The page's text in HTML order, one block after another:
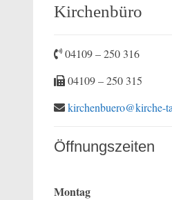
Kirchenbüro
04109 – 250 316
04109 – 250 315
kirchenbuero@kirche-
Öffnungszeiten
Montag